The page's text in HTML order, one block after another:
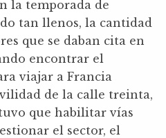
la temporada de
tan llenos, la cantidad
que se daban cita en
encontrar el
viajar a Francia
de la calle treinta,
que habilitar vías
el sector, el